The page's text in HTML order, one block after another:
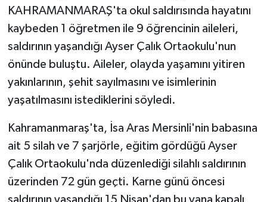
KAHRAMANMARAŞ'ta okul saldırısında hayatını
kaybeden 1 öğretmen ile 9 öğrencinin aileleri,
saldırının yaşandığı Ayser Çalık Ortaokulu'nun
önünde buluştu. Aileler, olayda yaşamını yitiren
yakınlarının, şehit sayılmasını ve isimlerinin
yaşatılmasını istediklerini söyledi.
Kahramanmaraş'ta, İsa Aras Mersinli'nin babasına
ait 5 silah ve 7 şarjörle, eğitim gördüğü Ayser
Çalık Ortaokulu'nda düzenlediği silahlı saldırının
üzerinden 72 gün geçti. Karne günü öncesi